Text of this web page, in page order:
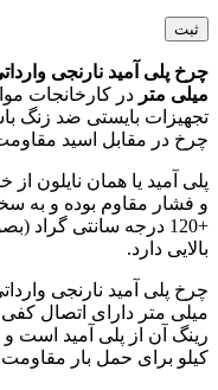
میلی متر در کارخانجات
تجهیزات بایستی ضد زنگ
چرخ در مقابل اسید
پلی آمید یا همان نایلون
+120 درجه سانتی
بالایی دارد.
میلی متر دارای اتصال
کیلو برای حمل بار